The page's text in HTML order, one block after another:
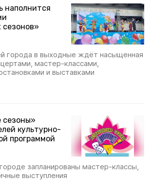
наполнится
сезонов»
города в выходные ждёт насыщенная
мастер-классами,
и выставками
сезоны»
культурно-
программой
запланированы мастер-классы,
выступления